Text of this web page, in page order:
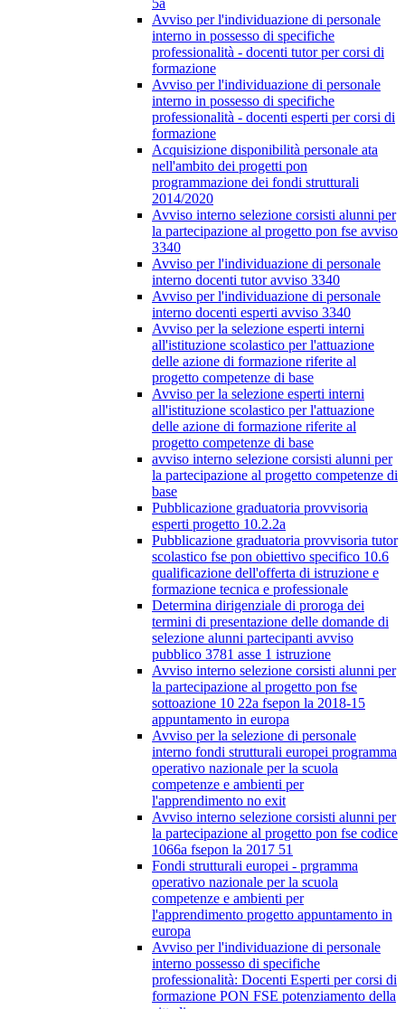
5a
Avviso per l'individuazione di personale
interno in possesso di specifiche
professionalità - docenti tutor per corsi di
formazione
Avviso per l'individuazione di personale
interno in possesso di specifiche
professionalità - docenti esperti per corsi di
formazione
Acquisizione disponibilità personale ata
nell'ambito dei progetti pon
programmazione dei fondi strutturali
2014/2020
Avviso interno selezione corsisti alunni per
la partecipazione al progetto pon fse avviso
3340
Avviso per l'individuazione di personale
interno docenti tutor avviso 3340
Avviso per l'individuazione di personale
interno docenti esperti avviso 3340
Avviso per la selezione esperti interni
all'istituzione scolastico per l'attuazione
delle azione di formazione riferite al
progetto competenze di base
Avviso per la selezione esperti interni
all'istituzione scolastico per l'attuazione
delle azione di formazione riferite al
progetto competenze di base
avviso interno selezione corsisti alunni per
la partecipazione al progetto competenze di
base
Pubblicazione graduatoria provvisoria
esperti progetto 10.2.2a
Pubblicazione graduatoria provvisoria tutor
scolastico fse pon obiettivo specifico 10.6
qualificazione dell'offerta di istruzione e
formazione tecnica e professionale
Determina dirigenziale di proroga dei
termini di presentazione delle domande di
selezione alunni partecipanti avviso
pubblico 3781 asse 1 istruzione
Avviso interno selezione corsisti alunni per
la partecipazione al progetto pon fse
sottoazione 10 22a fsepon la 2018-15
appuntamento in europa
Avviso per la selezione di personale
interno fondi strutturali europei programma
operativo nazionale per la scuola
competenze e ambienti per
l'apprendimento no exit
Avviso interno selezione corsisti alunni per
la partecipazione al progetto pon fse codice
1066a fsepon la 2017 51
Fondi strutturali europei - prgramma
operativo nazionale per la scuola
competenze e ambienti per
l'apprendimento progetto appuntamento in
europa
Avviso per l'individuazione di personale
interno possesso di specifiche
professionalità: Docenti Esperti per corsi di
formazione PON FSE potenziamento della